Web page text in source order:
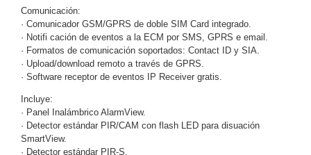
Inalámbricas
Cámaras
y DVRs
HD
TurboHD
/ AHD /
HD-TVI
Ambientes
SalinosAntiexplosión BalaDomo
/ Eyeball /
Comunicación:
· Comunicador GSM/GPRS de doble SIM Card integrado.
· Notifi cación de eventos a la ECM por SMS, GPRS e email.
· Formatos de comunicación soportados: Contact ID y SIA.
· Upload/download remoto a través de GPRS.
· Software receptor de eventos IP Receiver gratis.
Incluye:
· Panel Inalámbrico AlarmView.
· Detector estándar PIR/CAM con flash LED para disuación
SmartView.
· Detector estándar PIR-S.